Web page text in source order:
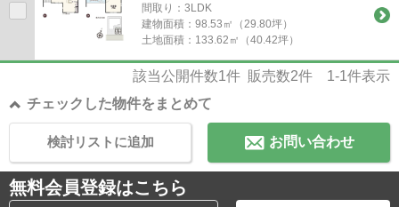
間取り：3LDK
建物面積： 98.53㎡（29.80坪）
土地面積： 133.62㎡（40.42坪）
該当公開件数1件 販売数2件 1-1件表示
チェックした物件をまとめて
お問い合わせ
検討リストに追加
無料会員登録はこちら